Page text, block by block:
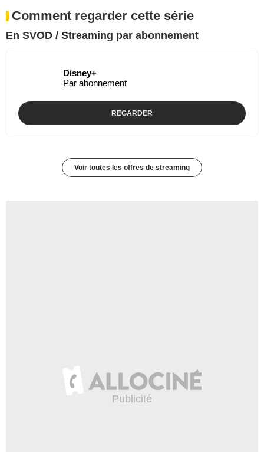
Comment regarder cette série
En SVOD / Streaming par abonnement
Disney+
Par abonnement
REGARDER
Voir toutes les offres de streaming